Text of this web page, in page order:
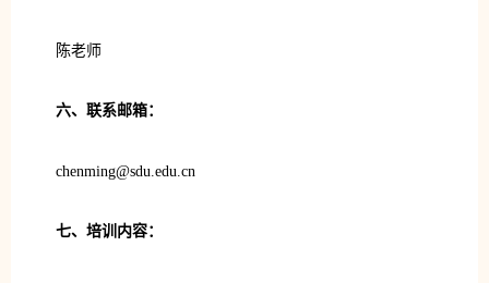
陈老师
六、联系邮箱：
chenming@sdu.edu.cn
七、培训内容：